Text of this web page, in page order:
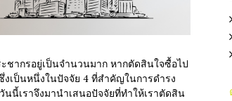
ชากรอยู่เป็นจำนวนมาก หากตัดสินใจซื้อไป
งเป็นหนึ่งในปัจจัย 4 ที่สำคัญในการดำรง
นี้เราจึงมานำเสนอปัจจัยที่ทำให้เราตัดสิน